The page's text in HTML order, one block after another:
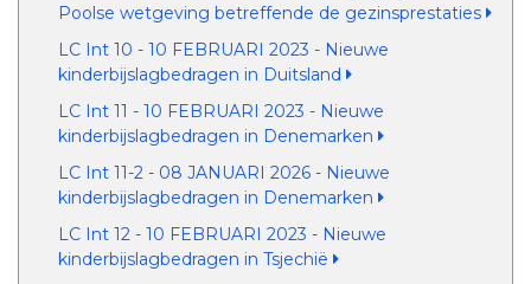
Poolse wetgeving betreffende de gezinsprestaties
LC Int 10 - 10 FEBRUARI 2023 - Nieuwe
kinderbijslagbedragen in Duitsland
LC Int 11 - 10 FEBRUARI 2023 - Nieuwe
kinderbijslagbedragen in Denemarken
LC Int 11-2 - 08 JANUARI 2026 - Nieuwe
kinderbijslagbedragen in Denemarken
LC Int 12 - 10 FEBRUARI 2023 - Nieuwe
kinderbijslagbedragen in Tsjechië